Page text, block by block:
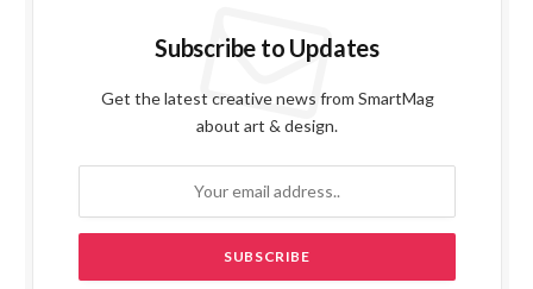
Subscribe to Updates
Get the latest creative news from SmartMag
about art & design.